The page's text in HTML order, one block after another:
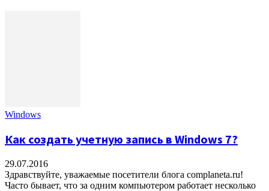
Windows
Как создать учетную запись в Windows 7?
29.07.2016
Здравствуйте, уважаемые посетители блога complaneta.ru!
Часто бывает, что за одним компьютером работает несколько